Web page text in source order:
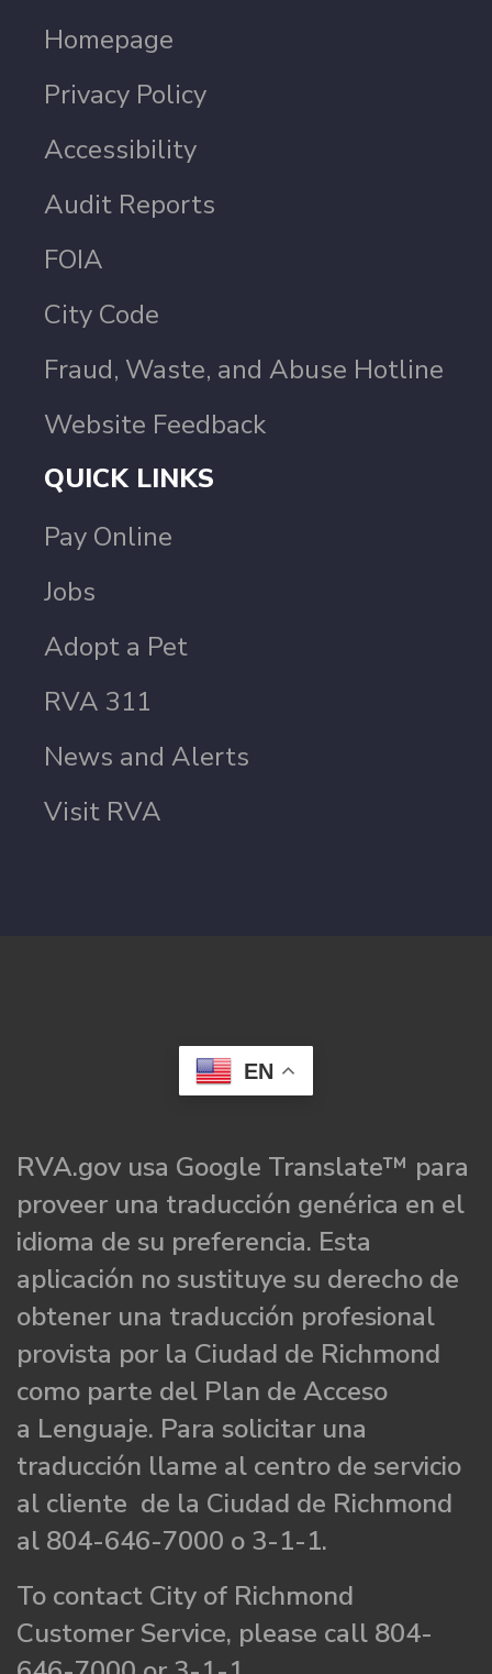
Homepage
Privacy Policy
Accessibility
Audit Reports
FOIA
City Code
Fraud, Waste, and Abuse Hotline
Website Feedback
QUICK LINKS
Pay Online
Jobs
Adopt a Pet
RVA 311
News and Alerts
Visit RVA
EN
RVA.gov usa Google Translate™ para
proveer una traducción genérica en el
idioma de su preferencia. Esta
aplicación no sustituye su derecho de
obtener una traducción profesional
provista por la Ciudad de Richmond
como parte del Plan de Acceso
a Lenguaje. Para solicitar una
traducción llame al centro de servicio
al cliente de la Ciudad de Richmond
al 804-646-7000 o 3-1-1.
To contact City of Richmond
Customer Service, please call 804-